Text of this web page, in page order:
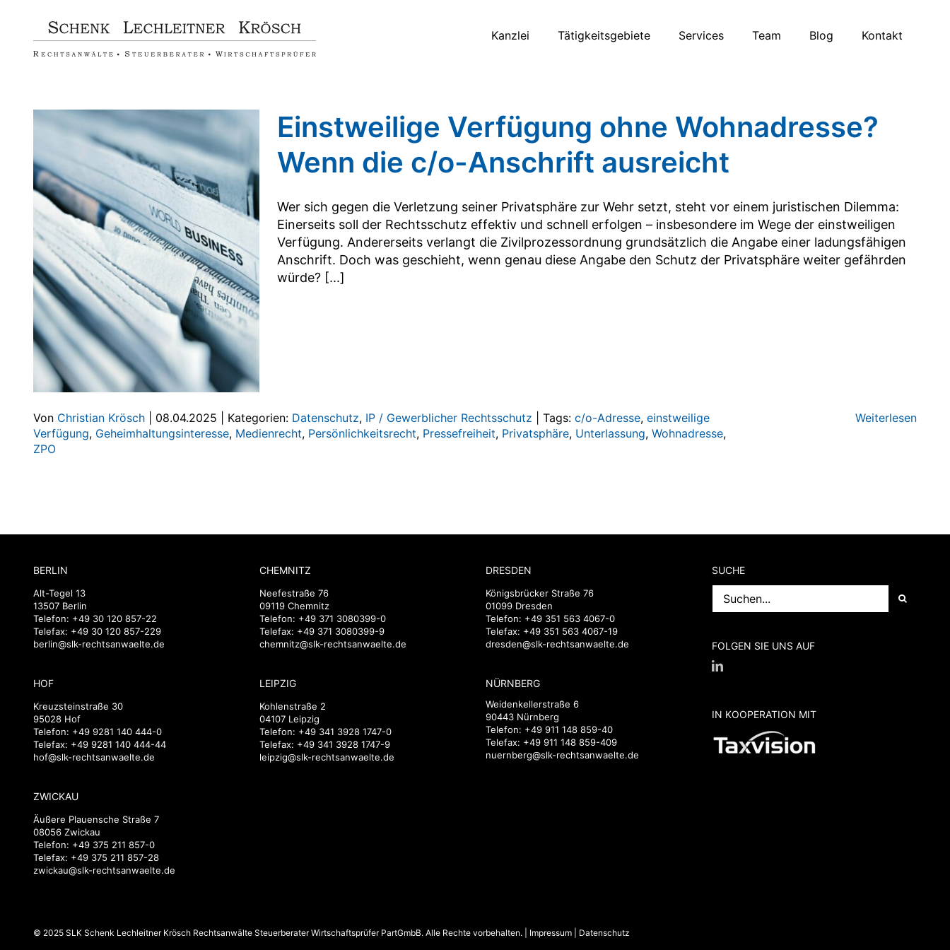
springen
Kanzlei Tätigkeitsgebiete Services Team Blog Kontakt
Einstweilige Verfügung ohne Wohnadresse?
Wenn die c/o-Anschrift ausreicht
Wer sich gegen die Verletzung seiner Privatsphäre zur Wehr setzt, steht vor einem juristischen Dilemma:
Einerseits soll der Rechtsschutz effektiv und schnell erfolgen – insbesondere im Wege der einstweiligen
Verfügung. Andererseits verlangt die Zivilprozessordnung grundsätzlich die Angabe einer ladungsfähigen
Anschrift. Doch was geschieht, wenn genau diese Angabe den Schutz der Privatsphäre weiter gefährden
würde? [...]
Von Christian Krösch 08.04.2025 Kategorien: Datenschutz, IP / Gewerblicher Rechtsschutz Tags: c/o-Adresse, einstweilige
Verfügung, Geheimhaltungsinteresse, Medienrecht, Persönlichkeitsrecht, Pressefreiheit, Privatsphäre, Unterlassung, Wohnadresse,
ZPO
Weiterlesen
BERLIN
Alt-Tegel 13
13507 Berlin
Telefon: +49 30 120 857-22
Telefax: +49 30 120 857-229
berlin@slk-rechtsanwaelte.de
HOF
Kreuzsteinstraße 30
95028 Hof
Telefon: +49 9281 140 444-0
Telefax: +49 9281 140 444-44
hof@slk-rechtsanwaelte.de
ZWICKAU
Äußere Plauensche Straße 7
08056 Zwickau
Telefon: +49 375 211 857-0
Telefax: +49 375 211 857-28
zwickau@slk-rechtsanwaelte.de
CHEMNITZ
Neefestraße 76
09119 Chemnitz
Telefon: +49 371 3080399-0
Telefax: +49 371 3080399-9
chemnitz@slk-rechtsanwaelte.de
LEIPZIG
Kohlenstraße 2
04107 Leipzig
Telefon: +49 341 3928 1747-0
Telefax: +49 341 3928 1747-9
leipzig@slk-rechtsanwaelte.de
DRESDEN
Königsbrücker Straße 76
01099 Dresden
Telefon: +49 351 563 4067-0
Telefax: +49 351 563 4067-19
dresden@slk-rechtsanwaelte.de
NÜRNBERG
Weidenkellerstraße 6
90443 Nürnberg
Telefon: +49 911 148 859-40
Telefax: +49 911 148 859-409
nuernberg@slk-rechtsanwaelte.de
SUCHE
nach:
FOLGEN SIE UNS AUF
IN KOOPERATION MIT
© 2025 SLK Schenk Lechleitner Krösch Rechtsanwälte Steuerberater Wirtschaftsprüfer PartGmbB. Alle Rechte vorbehalten. | Impressum Datenschutz